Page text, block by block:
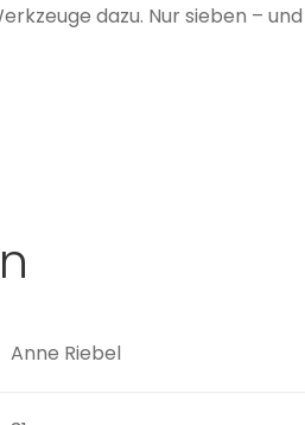
dazu. Nur sieben –
Anne Riebel